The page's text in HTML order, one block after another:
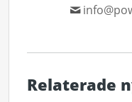
Relaterade